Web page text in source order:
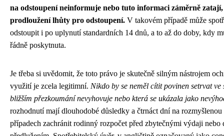
na odstoupení neinformuje nebo tuto informaci záměrně
prodloužení lhůty pro odstoupení. V takovém případě může
odstoupit i po uplynutí standardních 14 dnů, a to až do doby, kdy
řádně poskytnuta.
Je třeba si uvědomit, že toto právo je skutečně silným nástrojem
využití je zcela legitimní. Nikdo by se neměl cítit povinen setrvat
bližším přezkoumání nevyhovuje nebo která se ukázala jako
rozhodnutí mají dlouhodobé důsledky a čtrnáct dní na
případech zachránit rodinný rozpočet před zbytečnými výdaji nebo